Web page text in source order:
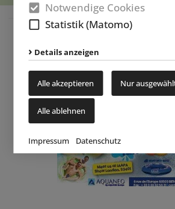
Notwendige Cookies
Statistik (Matomo)
Details anzeigen
Alle akzeptieren Nur
Alle ablehnen
Impressum Datenschutz